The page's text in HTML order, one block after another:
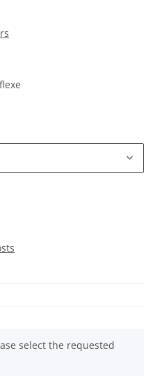
select the requested